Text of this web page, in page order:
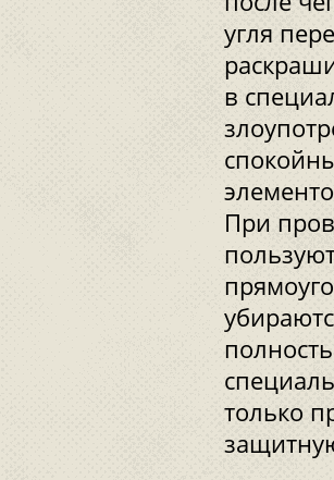
угля
в
При
только